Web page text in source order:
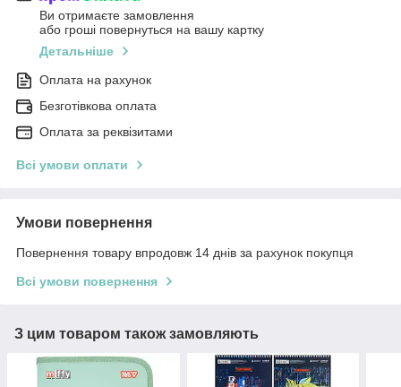
Ви отримаєте замовлення
або гроші повернуться на вашу картку
Детальніше
Оплата на рахунок
Безготівкова оплата
Оплата за реквізитами
Всі умови оплати
Умови повернення
Повернення товару впродовж 14 днів за рахунок покупця
Всі умови повернення
З цим товаром також замовляють